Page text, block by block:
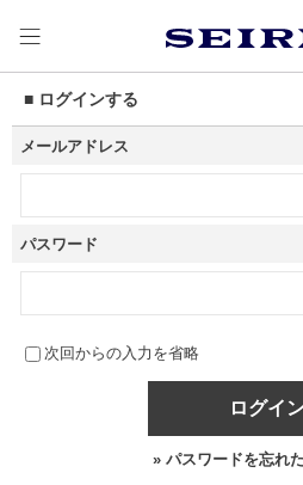
■ ログインする
メールアドレス
パスワード
次回からの入力を省略
ログイ
» パスワードを忘れ